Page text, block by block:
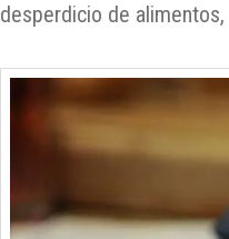
desperdicio de